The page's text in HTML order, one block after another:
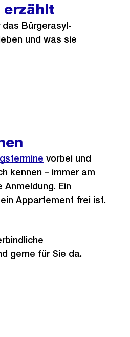
erzählt
Bürgerasyl-
und was sie
vorbei und
kennen – immer am
Anmeldung. Ein
Appartement frei ist.
gerne für Sie da.